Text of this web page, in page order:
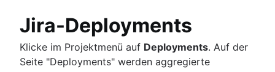
Jira-Deployments
Klicke im Projektmenü auf Deployments. Auf der
Seite "Deployments" werden aggregierte